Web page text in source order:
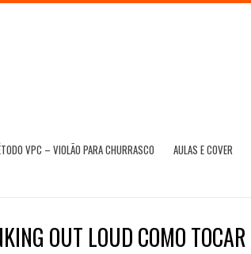
VPC – VIOLÃO PARA CHURRASCO AULAS E COVER
OUT LOUD COMO TOCAR